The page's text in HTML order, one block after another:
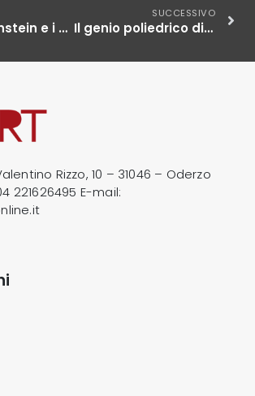
Roy Lichtenstein e i puntini più famosi della pop art
SUCCESSIVO
Il genio poliedrico di Bruno Munari: arte, design e sperimentazione
Rizzo, 10 – 31046 – Oderzo
221626495 E-mail: